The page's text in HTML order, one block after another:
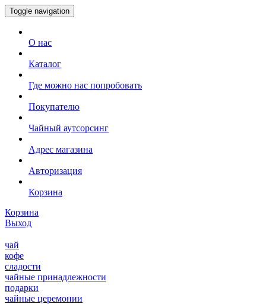
Toggle navigation
О нас
Каталог
Где можно нас попробовать
Покупателю
Чайный аутсорсинг
Адрес магазина
Авторизация
Корзина
Корзина
Выход
чай
кофе
сладости
чайные принадлежности
подарки
чайные церемонии